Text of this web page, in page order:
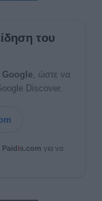
του
Google , ώστε να
Discover.
Paidis.com για να